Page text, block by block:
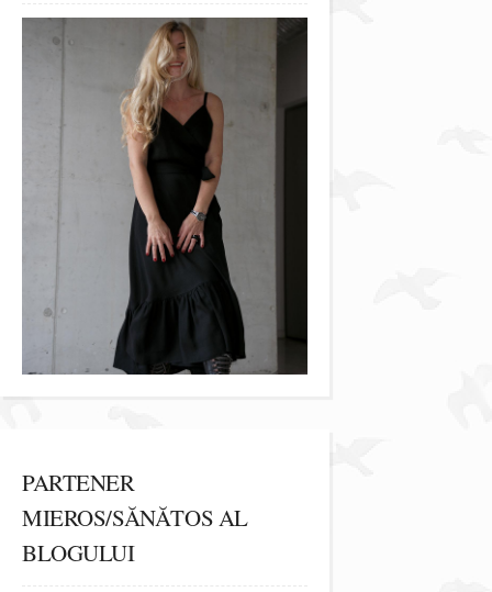
PARTENER
MIEROS/SĂNĂTOS AL
BLOGULUI